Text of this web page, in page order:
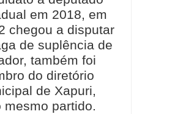
em 2018, em
chegou a disputar
de suplência de
também foi
do diretório
de Xapuri,
mesmo partido.